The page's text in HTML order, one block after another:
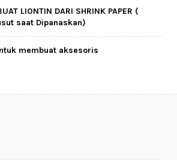
LIONTIN DARI SHRINK PAPER (
saat Dipanaskan)
membuat aksesoris